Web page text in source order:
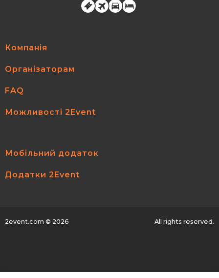
Компанія
Організаторам
FAQ
Можливості 2Event
Мобільний додаток
Додатки 2Event
2event.com © 2026 All rights reserved.